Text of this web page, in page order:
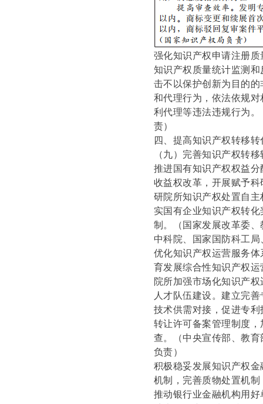
强化知识产权申请注册
知识产权质量统计监测
击不以保护创新为目的
和代理行为，依法依规
利代理等违法违规行为。
责）
四、提高知识产权转移
（九）完善知识产权转
推进国有知识产权权益
收益权改革，开展赋予
研院所知识产权处置自
实国有企业知识产权转
制。
（国家发展改革委
中科院、国家国防科工
优化知识产权运营服务
育发展综合性知识产权
院所加强市场化知识产
人才队伍建设。建立完
技术供需对接，促进专
转让许可备案管理制度
查。
（中央宣传部、教
负责）
积极稳妥发展知识产权
机制，完善质物处置机
推动银行业金融机构用